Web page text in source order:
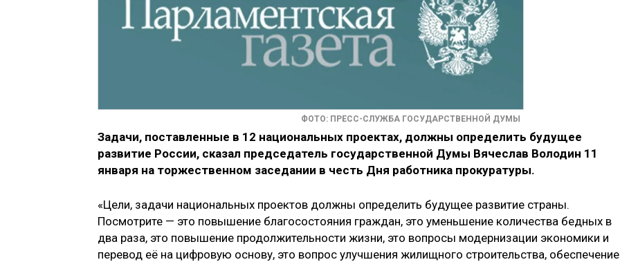
ФОТО: ПРЕСС-СЛУЖБА ГОСУДАРСТВЕННОЙ ДУМЫ
Задачи, поставленные в 12 национальных проектах, должны определить будущее
развитие России, сказал председатель государственной Думы Вячеслав Володин 11
января на торжественном заседании в честь Дня работника прокуратуры.
«Цели, задачи национальных проектов должны определить будущее развитие страны.
Посмотрите — это повышение благосостояния граждан, это уменьшение количества бедных в
два раза, это повышение продолжительности жизни, это вопросы модернизации экономики и
перевод её на цифровую основу, это вопрос улучшения жилищного строительства, обеспечение